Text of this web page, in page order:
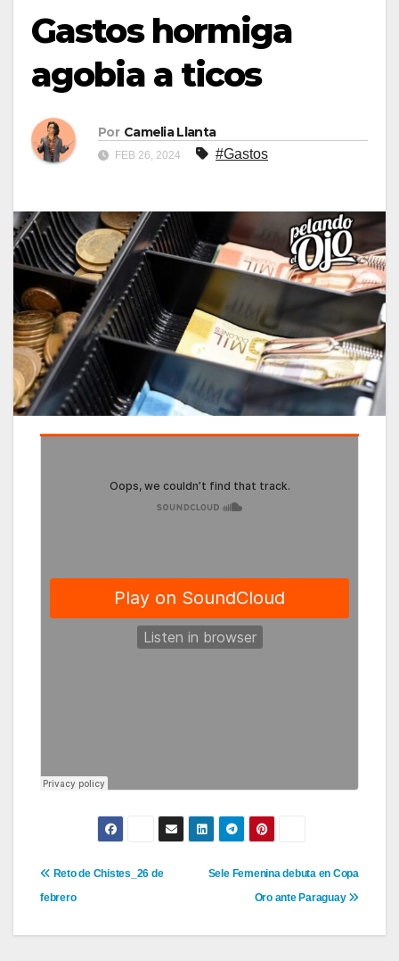
Gastos hormiga
agobia a ticos
Por Camelia Llanta
FEB 26, 2024 #Gastos
Navegación
Sele Femenina debuta en Copa
Oro ante Paraguay
Reto de Chistes_26 de
febrero